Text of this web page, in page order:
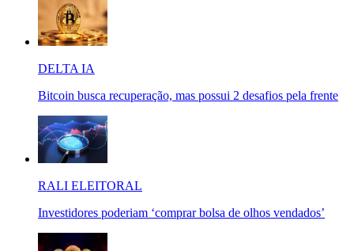
DELTA IA
Bitcoin busca recuperação, mas possui 2 desafios pela frente
RALI ELEITORAL
Investidores poderiam ‘comprar bolsa de olhos vendados’